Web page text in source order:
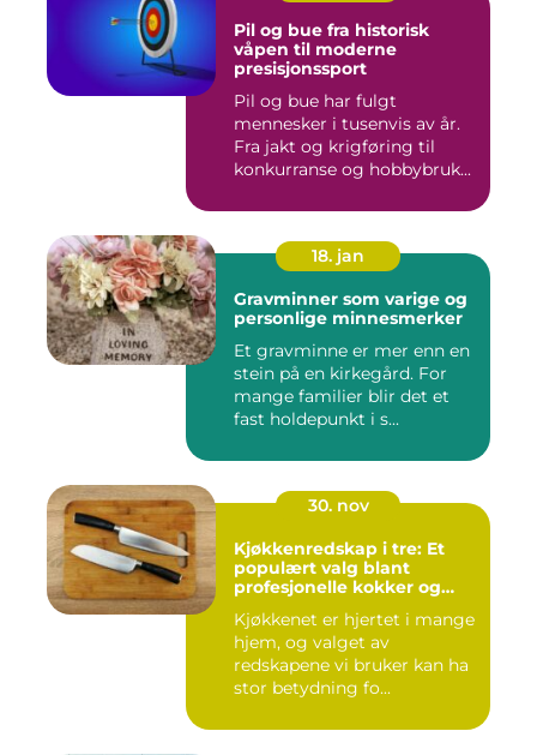
Pil og bue fra historisk
våpen til moderne
presisjonssport
Pil og bue har fulgt
mennesker i tusenvis av år.
Fra jakt og krigføring til
konkurranse og hobbybruk...
18. jan
Gravminner som varige og
personlige minnesmerker
Et gravminne er mer enn en
stein på en kirkegård. For
mange familier blir det et
fast holdepunkt i s...
30. nov
Kjøkkenredskap i tre: Et
populært valg blant
profesjonelle kokker og
Kjøkkenet er hjertet i mange
hjem, og valget av
redskapene vi bruker kan ha
stor betydning fo...